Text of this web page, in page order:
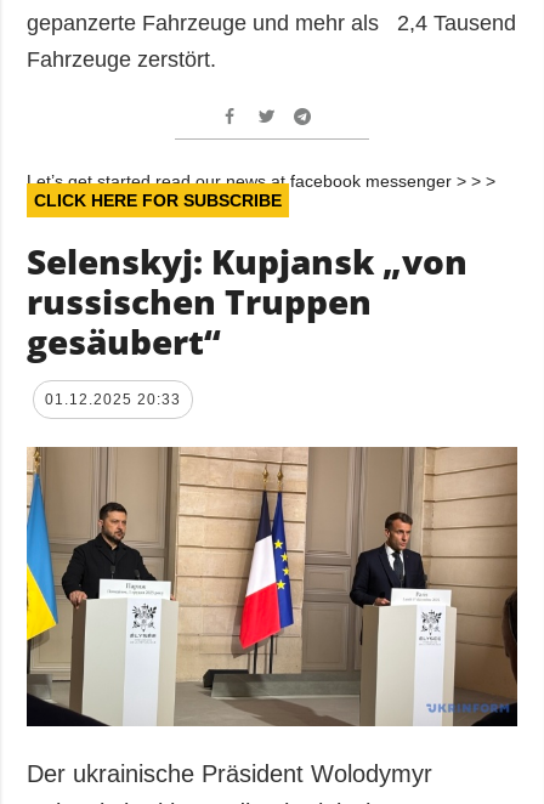
gepanzerte Fahrzeuge und mehr als 2,4 Tausend
Fahrzeuge zerstört.
Let’s get started read our news at facebook messenger > > >
CLICK HERE FOR SUBSCRIBE
Selenskyj: Kupjansk „von
russischen Truppen
gesäubert“
01.12.2025 20:33
Der ukrainische Präsident Wolodymyr